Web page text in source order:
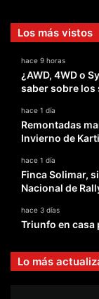
Los más vistos
hace 9 horas
¿AWD, 4WD o
saber sobre los
hace 1 día
Remontadas
Invierno de
hace 1 día
Finca Solimar,
Nacional de
hace 3 días
Triunfo en casa
Lo más